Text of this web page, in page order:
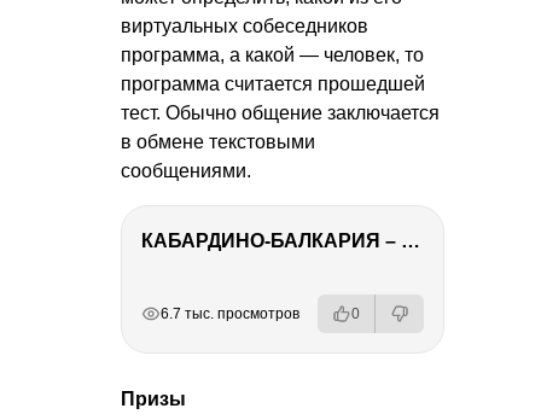
виртуальных собеседников
программа, а какой — человек, то
программа считается прошедшей
тест. Обычно общение заключается
в обмене текстовыми
сообщениями.
КАБАРДИНО-БАЛКАРИЯ – ПУТЕШЕСТВИЕ НА КАВКАЗ часть 3
6.7 тыс. просмотров 0
Призы